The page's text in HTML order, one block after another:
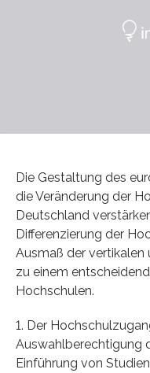
Die Gestaltung des
die Veränderung der
Deutschland
Differenzierung der
Ausmaß der vertikalen
zu einem
Hochschulen.
1. Der
Auswahlberechtigung
Einführung von